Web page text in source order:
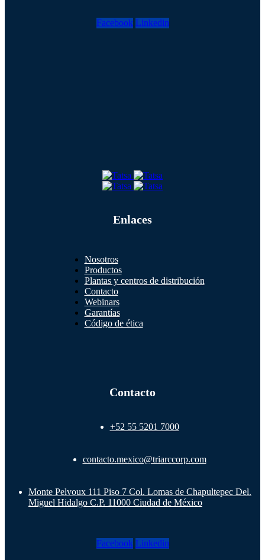
Facebook Linkedin
Enlaces
Nosotros
Productos
Plantas y centros de distribución
Contacto
Webinars
Garantías
Código de ética
Contacto
+52 55 5201 7000
contacto.mexico@triarccorp.com
Monte Pelvoux 111 Piso 7 Col. Lomas de Chapultepec Del.
Miguel Hidalgo C.P. 11000 Ciudad de México
Facebook Linkedin